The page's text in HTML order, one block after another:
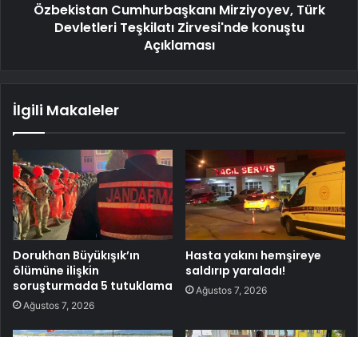
Özbekistan Cumhurbaşkanı Mirziyoyev, Türk
Devletleri Teşkilatı Zirvesi'nde konuştu
Açıklaması
İlgili Makaleler
Dorukhan Büyükışık’ın
ölümüne ilişkin
soruşturmada 5 tutuklama
Ağustos 7, 2026
Hasta yakını hemşireye
saldırıp yaraladı!
Ağustos 7, 2026